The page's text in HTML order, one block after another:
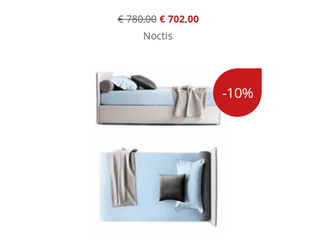
€ 780,00 € 702,00
Noctis
-10%